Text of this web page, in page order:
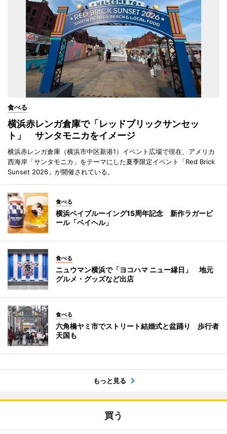
食べる
横浜赤レンガ倉庫で「レッドブリックサンセッ
ト」 サンタモニカをイメージ
横浜赤レンガ倉庫（横浜市中区新港1）イベント広場で現在、アメリカ
西海岸「サンタモニカ」をテーマにした夏季限定イベント「Red Brick
Sunset 2026」が開催されている。
食べる
横浜ベイブルーイング15周年記念 新作ラガービ
ール「ベイヘル」
食べる
ニュウマン横浜で「ヨコハマ ニュー縁日」 地元
グルメ・グッズなど出店
食べる
六角橋ヤミ市でストリート結婚式と盆踊り 歩行者
天国も
もっと見る
買う